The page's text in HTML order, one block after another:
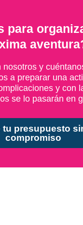
para
nosotros y
a preparar una
y con
se lo pasarán en
tu presupuesto
compromiso